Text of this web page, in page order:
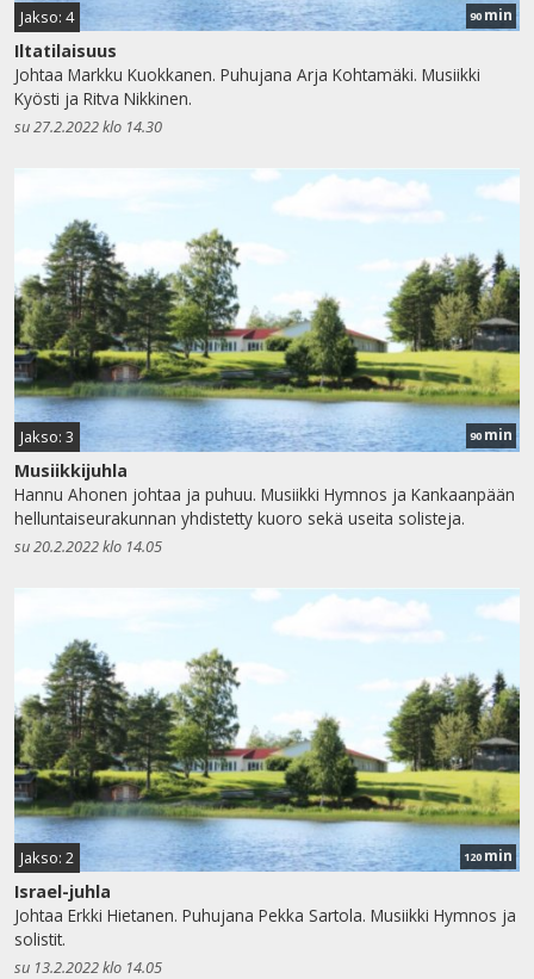
Jakso: 4 90 min
Iltatilaisuus
Johtaa Markku Kuokkanen. Puhujana Arja Kohtamäki. Musiikki
Kyösti ja Ritva Nikkinen.
su 27.2.2022 klo 14.30
Jakso: 3 90 min
Musiikkijuhla
Hannu Ahonen johtaa ja puhuu. Musiikki Hymnos ja Kankaanpään
helluntaiseurakunnan yhdistetty kuoro sekä useita solisteja.
su 20.2.2022 klo 14.05
Jakso: 2 120 min
Israel-juhla
Johtaa Erkki Hietanen. Puhujana Pekka Sartola. Musiikki Hymnos ja
solistit.
su 13.2.2022 klo 14.05